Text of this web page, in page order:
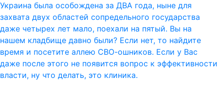
Украина была особождена за ДВА года, ныне для
захвата двух областей сопредельного государства
даже четырех лет мало, поехали на пятый. Вы на
нашем кладбище давно были? Если нет, то найдите
время и посетите аллею СВО-ошников. Если у Вас
даже после этого не появится вопрос к эффективности
власти, ну что делать, это клиника.